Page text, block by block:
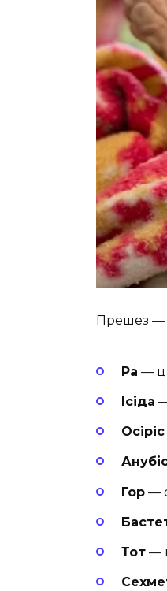
Прешез —
Ра —
Ісіда
Осіріс
Гор —
Тот —